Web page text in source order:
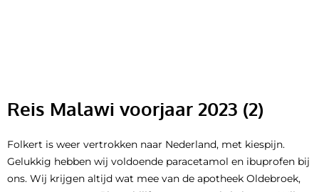
Reis Malawi voorjaar 2023 (2)
Folkert is weer vertrokken naar Nederland, met kiespijn.
Gelukkig hebben wij voldoende paracetamol en ibuprofen bij
ons. Wij krijgen altijd wat mee van de apotheek Oldebroek,